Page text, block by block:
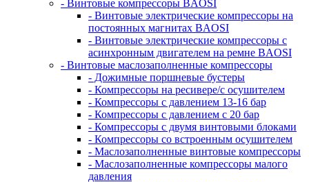
- Винтовые компрессоры BAOSI
- Винтовые электрические компрессоры на
постоянных магнитах BAOSI
- Винтовые электрические компрессоры с
асинхронным двигателем на ремне BAOSI
- Винтовые маслозаполненные компрессоры
- Дожимные поршневые бустеры
- Компрессоры на ресивере/с осушителем
- Компрессоры с давлением 13-16 бар
- Компрессоры с давлением с 20 бар
- Компрессоры с двумя винтовыми блоками
- Компрессоры со встроенным осушителем
- Маслозаполненные винтовые компрессоры
- Маслозаполненные компрессоры малого
давления